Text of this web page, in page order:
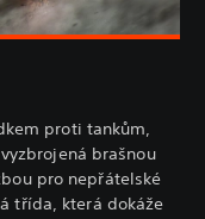
proti tankům,
brašnou
pro nepřátelské
třída, která dokáže